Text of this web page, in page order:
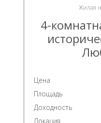
Жилая
4-
Цена
Площадь
Доходность
Локация